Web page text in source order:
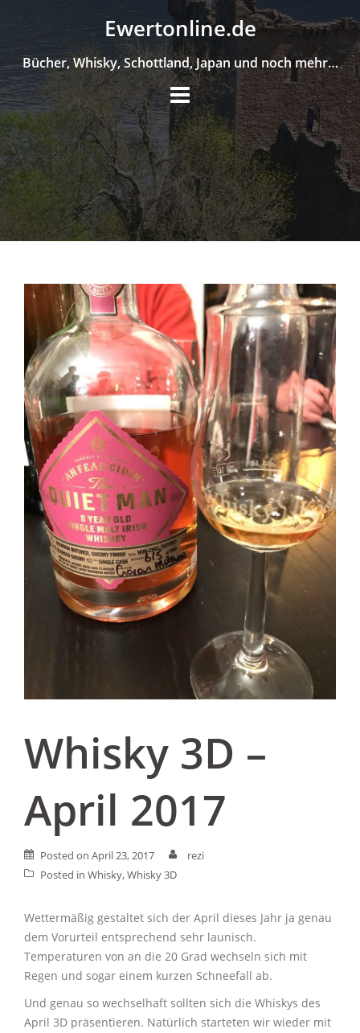
to
Ewertonline.de
Bücher, Whisky, Schottland, Japan und noch mehr…
Whisky 3D –
April 2017
Posted on April 23, 2017
rezi
Posted in Whisky,Whisky 3D
Wettermäßig gestaltet sich der April dieses Jahr ja genau
dem Vorurteil entsprechend sehr launisch.
Temperaturen von an die 20 Grad wechseln sich mit
Regen und sogar einem kurzen Schneefall ab.
Und genau so wechselhaft sollten sich die Whiskys des
April 3D präsentieren. Natürlich starteten wir wieder mit